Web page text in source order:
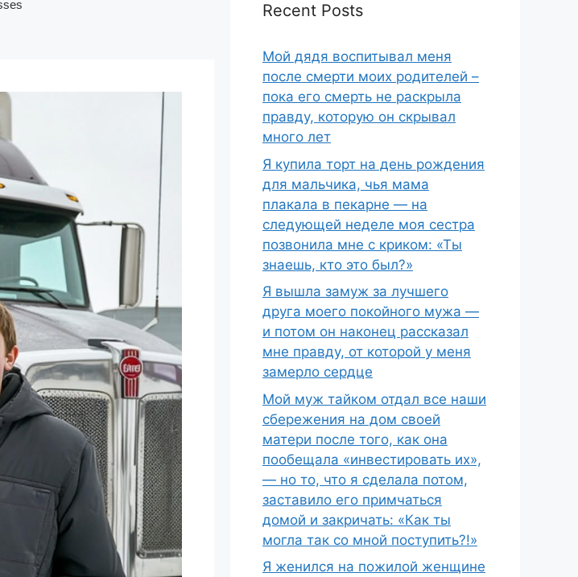
Recent Posts
Мой дядя воспитывал меня
после смерти моих родителей –
пока его смерть не раскрыла
правду, которую он скрывал
много лет
Я купила торт на день рождения
для мальчика, чья мама
плакала в пекарне — на
следующей неделе моя сестра
позвонила мне с криком: «Ты
знаешь, кто это был?»
Я вышла замуж за лучшего
друга моего покойного мужа —
и потом он наконец рассказал
мне правду, от которой у меня
замерло сердце
Мой муж тайком отдал все наши
сбережения на дом своей
матери после того, как она
пообещала «инвестировать их»,
— но то, что я сделала потом,
заставило его примчаться
домой и закричать: «Как ты
могла так со мной поступить?!»
Я женился на пожилой женщине